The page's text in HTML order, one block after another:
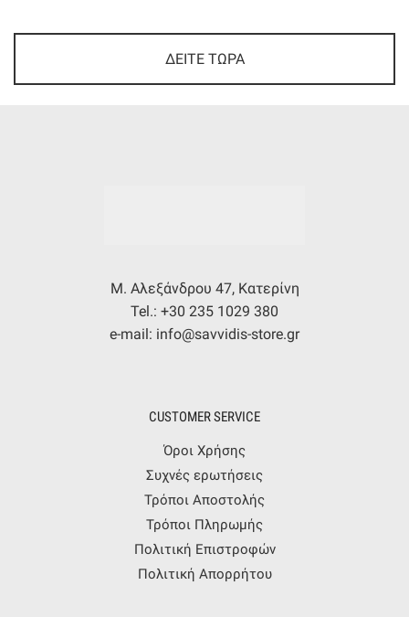
ΔΕΙΤΕ ΤΩΡΑ
Μ. Αλεξάνδρου 47, Κατερίνη
Tel.: +30 235 1029 380
e-mail: info@savvidis-store.gr
CUSTOMER SERVICE
Όροι Χρήσης
Συχνές ερωτήσεις
Τρόποι Αποστολής
Τρόποι Πληρωμής
Πολιτική Επιστροφών
Πολιτική Απορρήτου